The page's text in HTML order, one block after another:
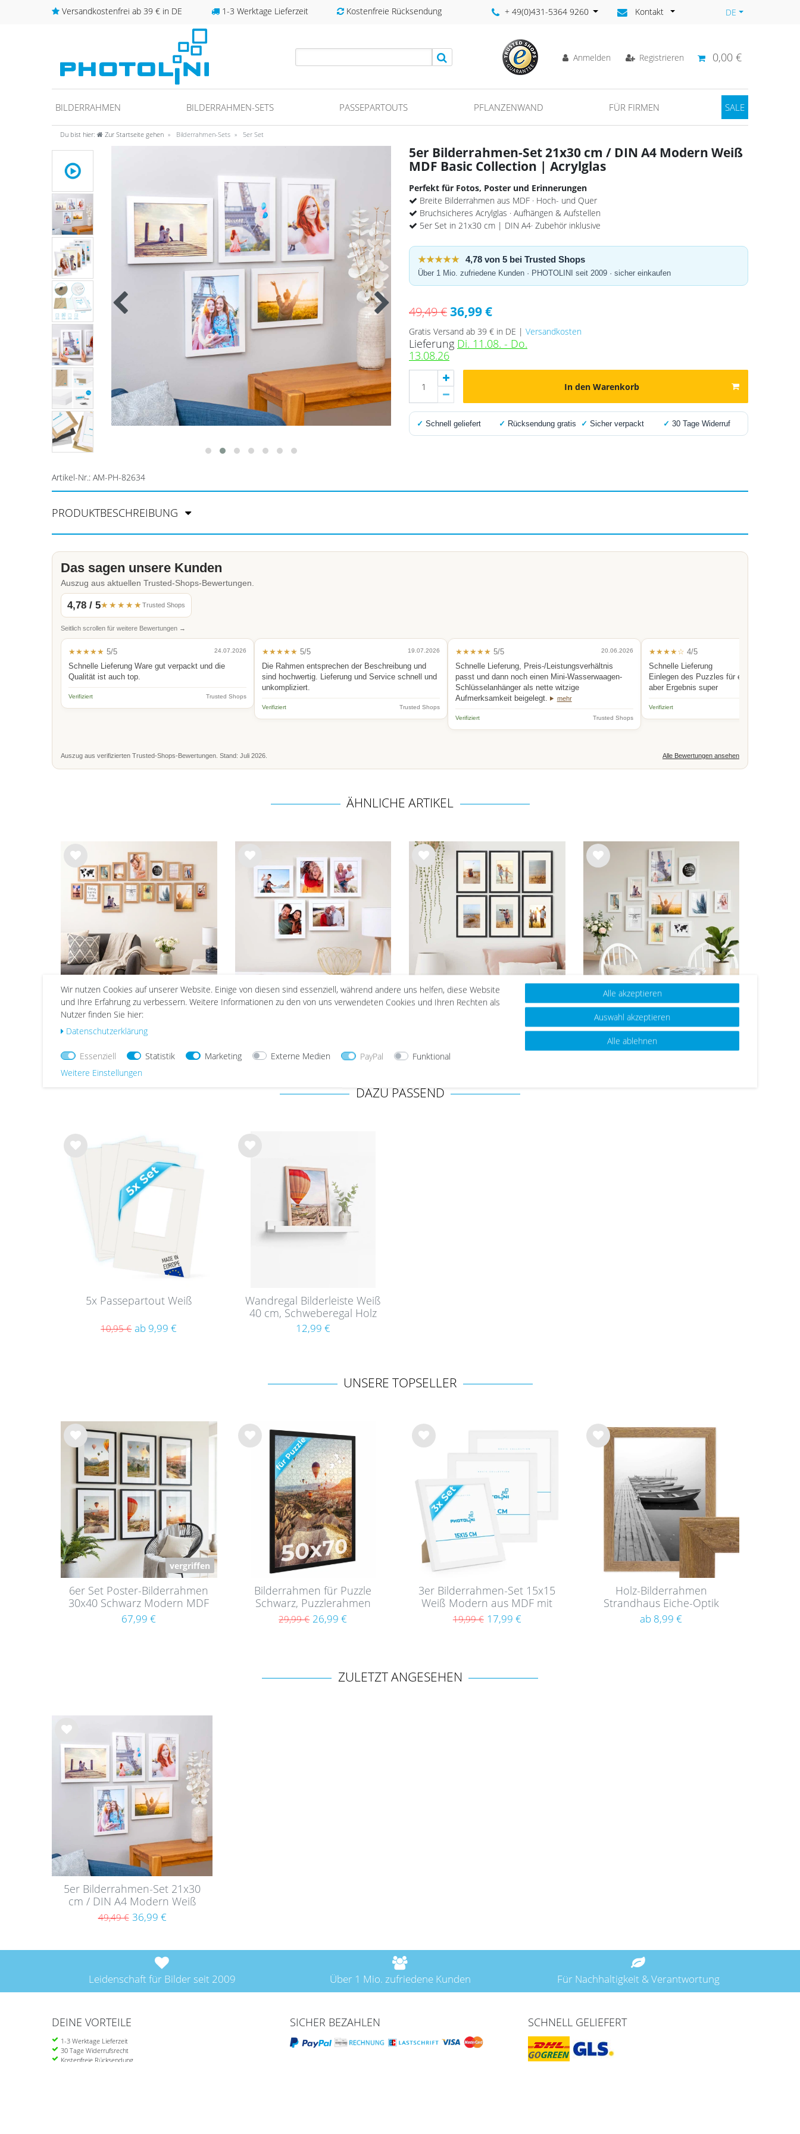
Versandkostenfrei ab 39 € in DE 1-3 Werktage Lieferzeit Kostenfreie Rücksendung + 49(0)431-5364 9260 Kontakt DE
Anmelden Registrieren 0,00 €
BILDERRAHMEN BILDERRAHMEN-SETS PASSEPARTOUTS PFLANZENWAND FÜR FIRMEN SALE
Du bist hier: Zur Startseite gehen Bilderrahmen-Sets 5er Set
datenschutz
5er Bilderrahmen-Set 21x30 cm / DIN A4 Modern Weiß
MDF Basic Collection | Acrylglas
Perfekt für Fotos, Poster und Erinnerungen
Breite Bilderrahmen aus MDF · Hoch- und Quer
Bruchsicheres Acrylglas · Aufhängen & Aufstellen
5er Set in 21x30 cm | DIN A4· Zubehör inklusive
★★★★★ 4,78 von 5 bei Trusted Shops
Über 1 Mio. zufriedene Kunden · PHOTOLINI seit 2009 · sicher einkaufen
49,49 €36,99 €
Gratis Versand ab 39 € in DE | Versandkosten
Lieferung Di. 11.08. - Do.
13.08.26
In den Warenkorb
✓ Schnell geliefert ✓ Rücksendung gratis ✓ Sicher verpackt ✓ 30 Tage Widerruf
Artikel-Nr.: AM-PH-82634
PRODUKTBESCHREIBUNG
Das sagen unsere Kunden
Auszug aus aktuellen Trusted-Shops-Bewertungen.
4,78 / 5★★★★★ Trusted Shops
Seitlich scrollen für weitere Bewertungen →
★★★★★ 5/5 24.07.2026
Schnelle Lieferung Ware gut verpackt und die
Qualität ist auch top.
Verifiziert Trusted Shops
★★★★★ 5/5 19.07.2026
Die Rahmen entsprechen der Beschreibung und
sind hochwertig. Lieferung und Service schnell und
unkompliziert.
Verifiziert Trusted Shops
★★★★★ 5/5 20.06.2026
Schnelle Lieferung, Preis-/Leistungsverhältnis
passt und dann noch einen Mini-Wasserwaagen-
Schlüsselanhänger als nette witzige
Aufmerksamkeit beigelegt.
mehr
Verifiziert Trusted Shops
★★★★☆ 4/5
Schnelle Lieferung
Einlegen des Puzzles für eine Person
aber Ergebnis super
Verifiziert
Auszug aus verifizierten Trusted-Shops-Bewertungen. Stand: Juli 2026. Alle Bewertungen ansehen
ÄHNLICHE ARTIKEL
Wu
nsc
hlist
e
15er Bilderrahmen-Set Eiche
Acrylglas108,99 €
Wu
5er Bilderrahmen-Set 15x20
Wu
nsc
hlist
e
6er Bilderrahmen-Set
Schwarz 21x30 cm/DIN A4
mit Passepartout Massivholz
mit Acrylglasscheibe
Wu
10er Bilderrahmen-Set Weiß
breit modern MDF-Holz mit
Acrylglas
57,49 €
DAZU PASSEND
Wu
5x Passepartout Weiß
10,95 € ab 9,99 €
Wu
Wandregal Bilderleiste Weiß
40 cm, Schweberegal Holz
MDF
12,99 €
UNSERE TOPSELLER
Wu
vergriffen
6er Set Poster-Bilderrahmen
30x40 Schwarz Modern MDF
mit Passepartout
67,99 €
Wu
Bilderrahmen für Puzzle
Schwarz, Puzzlerahmen
50x70 cm
29,99 € 26,99 €
Wu
3er Bilderrahmen-Set 15x15
Weiß Modern aus MDF mit
Acrylglas
19,99 € 17,99 €
Wu
Holz-Bilderrahmen
Strandhaus Eiche-Optik
Rustikal
ab 8,99 €
ZULETZT ANGESEHEN
nsc
hlist
e
5er Bilderrahmen-Set 21x30
cm / DIN A4 Modern Weiß
MDF Basic Collection |
Acrylglas
49,49 € 36,99 €
Leidenschaft für Bilder seit 2009 Über 1 Mio. zufriedene Kunden Für Nachhaltigkeit & Verantwortung
DEINE VORTEILE
1-3 Werktage Lieferzeit
30 Tage Widerrufsrecht
Kostenfreie Rücksendung
SICHER BEZAHLEN SCHNELL GELIEFERT
Wir nutzen Cookies auf unserer Website. Einige von diesen sind essenziell, während andere uns helfen, diese Website
und Ihre Erfahrung zu verbessern. Weitere Informationen zu den von uns verwendeten Cookies und Ihren Rechten als
Nutzer finden Sie hier:
Daten­schutz­erklärung
Essenziell Statistik Marketing Externe Medien PayPal
Funktional
Weitere Einstellungen
Alle akzeptieren
Auswahl akzeptieren
Alle ablehnen